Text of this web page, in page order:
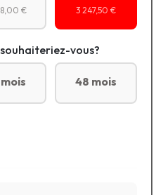
€ 3 247,50 €
vous?
48 mois